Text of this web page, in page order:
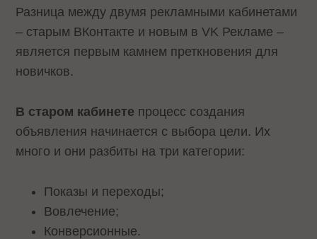
Разница между двумя рекламными кабинетами
– старым ВКонтакте и новым в VK Рекламе –
является первым камнем преткновения для
новичков.
В старом кабинете процесс создания
объявления начинается с выбора цели. Их
много и они разбиты на три категории:
Показы и переходы;
Вовлечение;
Конверсионные.